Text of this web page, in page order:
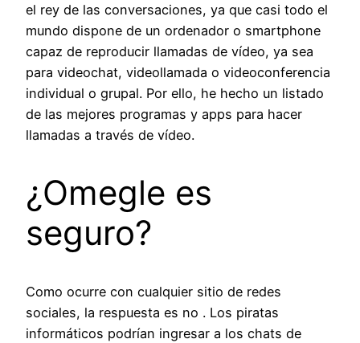
el rey de las conversaciones, ya que casi todo el
mundo dispone de un ordenador o smartphone
capaz de reproducir llamadas de vídeo, ya sea
para videochat, videollamada o videoconferencia
individual o grupal. Por ello, he hecho un listado
de las mejores programas y apps para hacer
llamadas a través de vídeo.
¿Omegle es
seguro?
Como ocurre con cualquier sitio de redes
sociales, la respuesta es no . Los piratas
informáticos podrían ingresar a los chats de